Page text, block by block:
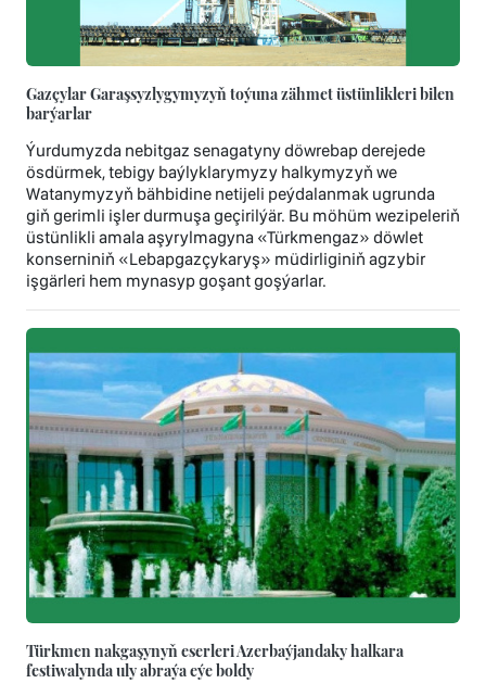
Gazçylar Garaşsyzlygymyzyň toýuna zähmet üstünlikleri bilen
barýarlar
Ýurdumyzda nebitgaz senagatyny döwrebap derejede
ösdürmek, tebigy baýlyklarymyzy halkymyzyň we
Watanymyzyň bähbidine netijeli peýdalanmak ugrunda
giň gerimli işler durmuşa geçirilýär. Bu möhüm wezipeleriň
üstünlikli amala aşyrylmagyna «Türkmengaz» döwlet
konserniniň «Lebapgazçykaryş» müdirliginiň agzybir
işgärleri hem mynasyp goşant goşýarlar.
Türkmen nakgaşynyň eserleri Azerbaýjandaky halkara
festiwalynda uly abraýa eýe boldy